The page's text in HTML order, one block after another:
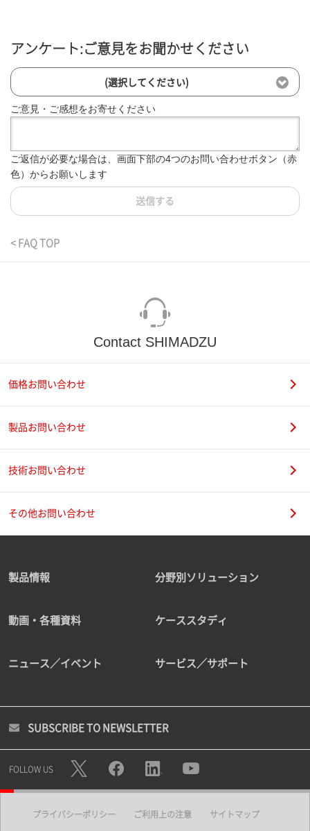
アンケート:ご意見をお聞かせください
(選択してください)
ご意見・ご感想をお寄せください
ご返信が必要な場合は、画面下部の4つのお問い合わせボタン（赤
色）からお願いします
送信する
< FAQ TOP
Contact SHIMADZU
価格お問い合わせ
製品お問い合わせ
技術お問い合わせ
その他お問い合わせ
製品情報 分野別ソリューション
動画・各種資料 ケーススタディ
ニュース／イベント サービス／サポート
SUBSCRIBE TO NEWSLETTER
FOLLOW US
プライバシーポリシー ご利用上の注意 サイトマップ